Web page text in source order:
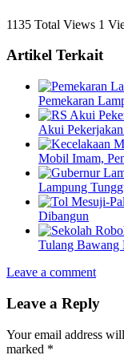
1135 Total Views 1
Artikel Terkait
Pemekaran
Akui
Mobil Imam,
Lampung
Dibangun
Tulang Bawang
Leave a comment
Leave a Reply
Your email address
marked *